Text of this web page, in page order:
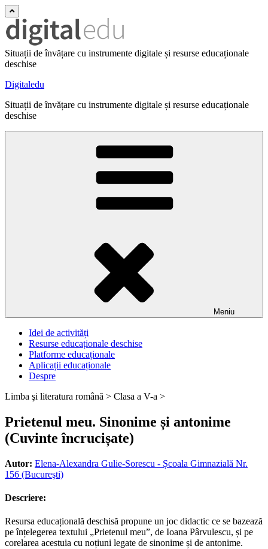
Situații de învățare cu instrumente digitale și resurse educaționale
deschise
Digitaledu
Situații de învățare cu instrumente digitale și resurse educaționale
deschise
Meniu
Idei de activități
Resurse educaționale deschise
Platforme educaționale
Aplicații educaționale
Despre
Limba şi literatura română > Clasa a V-a >
Prietenul meu. Sinonime și antonime
(Cuvinte încrucișate)
Autor: Elena-Alexandra Gulie-Sorescu - Școala Gimnazială Nr.
156 (Bucureşti)
Descriere:
Resursa educațională deschisă propune un joc didactic ce se bazează
pe înțelegerea textului „Prietenul meu”, de Ioana Pârvulescu, și pe
corelarea acestuia cu noțiuni legate de sinonime și de antonime.